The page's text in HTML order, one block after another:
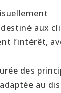
aux
l’intérêt,
des
au